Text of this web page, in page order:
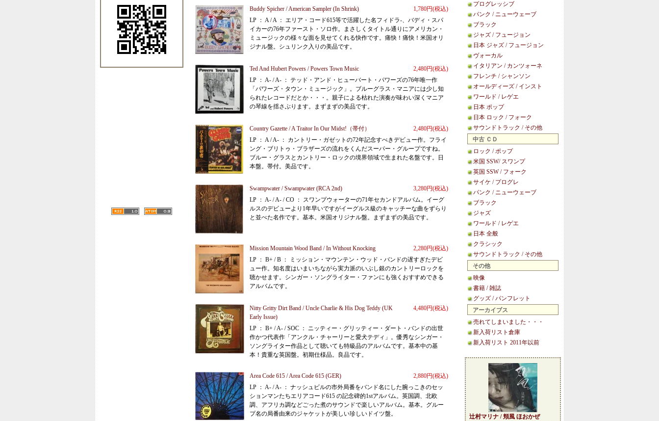
プログレッシブ
パンク / ニューウェーブ
ブラック
ジャズ / フュージョン
日本 ジャズ / フュージョン
ヴォーカル
イタリアン / カンツォーネ
フレンチ / シャンソン
オールディーズ / インスト
ワールド / レゲエ
日本 ポップ
日本 ロック / フォーク
サウンドトラック / その他
中古 ＣＤ
ロック / ポップ
米国 SSW/ スワンプ
英国 SSW / フォーク
サイケ / プログレ
パンク / ニューウェーブ
ブラック
ジャズ
ワールド / レゲエ
日本 全般
クラシック
サウンドトラック / その他
その他
映像
書籍 / 雑誌
グッズ / パンフレット
アーカイブス
売れてしまいました・・・
新入荷リスト倉庫
新入荷リスト 2011年以前
辻村マリナ / 頬風 ほおかぜ
1,780円(税込)
Buddy Spicher / American Sampler (In Shrink)
LP ： A / A ： エリア・コード615等で活躍した名フィドラ-、バディ・スパ
イカーの76年ファースト・ソロ作。まさしくタイトル通りにアメリカン・
ミュージックの様々な面を見せてくれる快作です。痛快！痛快！米国オリ
ジナル盤。シュリンク入りの美品です。
2,480円(税込)
Ted And Hubert Powers / Powers Town Music
LP ： A- / A- ： テッド・アンド・ヒューバート・パワーズの76年唯一作
「パワーズ・タウン・ミュージック」。ブルーグラス・マニアには少し知
られたレコードだとか・・・。親子による枯れた演奏が味わい深くマニア
の琴線を揺さぶります。まずまずの美品です。
2,480円(税込)
Country Gazette / A Traitor In Our Midst!（帯付）
LP ： A / A- ： カントリー・ガゼットの72年記念すべきデビュー作。フライ
ング・ブリトゥ・ブラザーズの流れをくんだスーパー・グループですね。
ブルー・グラスとカントリー・ロックの境界領域で生まれた名盤です。日
本盤。帯付。美品です。
3,280円(税込)
Swampwater / Swampwater (RCA 2nd)
LP ： A- / A- / CO ： スワンプウォーターの71年セカンドアルバム。イーグ
ルスのデビューより1年早いですがイーグルス級のキャッチーな曲をずらり
と並べた名作です。基本。米国オリジナル盤。まずまずの美品です。
2,280円(税込)
Mission Mountain Wood Band / In Without Knocking
LP ： B+ / B ： ミッション・マウンテン・ウッド・バンドの遅すぎたデビ
ュー作。知名度はいまいちながら実力派のいぶし銀のカントリーロックを
聴かせます。シンガー・ソングライター・ファンにも強くおすすめできる
アルバムです。
4,480円(税込)
Nitty Gritty Dirt Band / Uncle Charlie & His Dog Teddy (UK
Early Issue)
LP ： B+ / A- / SOC ： ニッティー・グリッティー・ダート・バンドの出世
作かつ代表作「アンクル・チャーリーと愛犬テディ」。優秀なシンガー・
ソングライター作品として聴いても特級品のアルバムです。基本中の基
本！貴重な英国盤。初期仕様品。良品です。
2,880円(税込)
Area Code 615 / Area Code 615 (GER)
LP ： A- / A- ： ナッシュビルの市外局番をバンド名にした腕っこきのセッ
ションマンたちエリアコード615 の記念碑的1stアルバム。英国調、北欧
調、アフリカ調などごった煮のサウンドで楽しいアルバム。基本。グルー
プ名の局番由来のジャケットが美しい珍しいドイツ盤。